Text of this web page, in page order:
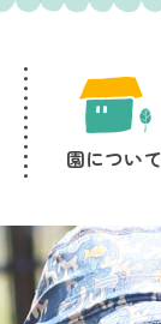
園について